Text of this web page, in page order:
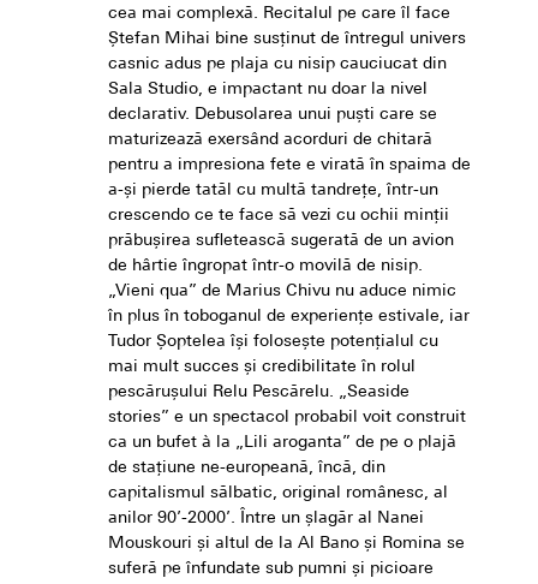
cea mai complexă. Recitalul pe care îl face
Ştefan Mihai bine susţinut de întregul univers
casnic adus pe plaja cu nisip cauciucat din
Sala Studio, e impactant nu doar la nivel
declarativ. Debusolarea unui puşti care se
maturizează exersând acorduri de chitară
pentru a impresiona fete e virată în spaima de
a-şi pierde tatăl cu multă tandreţe, într-un
crescendo ce te face să vezi cu ochii minţii
prăbuşirea sufletească sugerată de un avion
de hârtie îngropat într-o movilă de nisip.
„Vieni qua” de Marius Chivu nu aduce nimic
în plus în toboganul de experienţe estivale, iar
Tudor Şoptelea îşi foloseşte potenţialul cu
mai mult succes şi credibilitate în rolul
pescăruşului Relu Pescărelu. „Seaside
stories” e un spectacol probabil voit construit
ca un bufet à la „Lili aroganta” de pe o plajă
de staţiune ne-europeană, încă, din
capitalismul sălbatic, original românesc, al
anilor 90’-2000’. Între un şlagăr al Nanei
Mouskouri şi altul de la Al Bano şi Romina se
suferă pe înfundate sub pumni şi picioare